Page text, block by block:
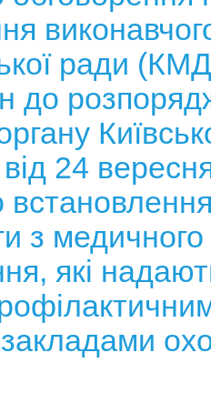
ради
до
24
з медичного
які